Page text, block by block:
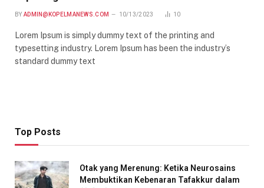
BY ADMIN@KOPELMANEWS.COM 10/13/2023 10
Lorem Ipsum is simply dummy text of the printing and
typesetting industry. Lorem Ipsum has been the industry’s
standard dummy text
Top Posts
Otak yang Merenung: Ketika Neurosains
Membuktikan Kebenaran Tafakkur dalam